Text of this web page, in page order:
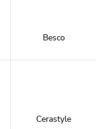
Besco
Cerastyle